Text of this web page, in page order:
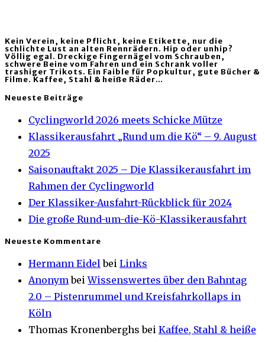
Kein Verein, keine Pflicht, keine Etikette, nur die
schlichte Lust an alten Rennrädern. Hip oder unhip?
Völlig egal. Dreckige Fingernägel vom Schrauben,
schwere Beine vom Fahren und ein Schrank voller
trashiger Trikots. Ein Faible für Popkultur, gute Bücher &
Filme. Kaffee, Stahl & heiße Räder…
Neueste Beiträge
Cyclingworld 2026 meets Schicke Mütze
Klassikerausfahrt „Rund um die Kö“ – 9. August
2025
Saisonauftakt 2025 – Die Klassikerausfahrt im
Rahmen der Cyclingworld
Der Klassiker-Ausfahrt-Rückblick für 2024
Die große Rund-um-die-Kö-Klassikerausfahrt
Neueste Kommentare
Hermann Eidelbei Links
AnonymbeiWissenswertes über den Bahntag
2.0 – Pistenrummel und Kreisfahrkollaps in
Köln
Thomas Kronenberghs bei Kaffee, Stahl & heiße